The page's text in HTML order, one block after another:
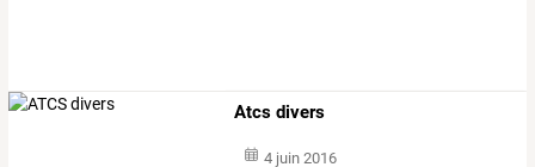
Atcs divers
4 juin 2016